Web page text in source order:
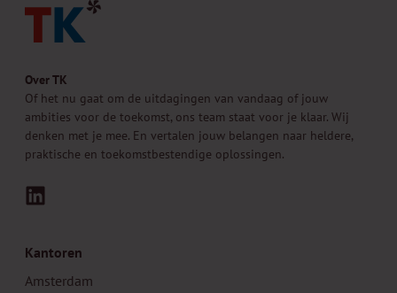
Over TK
Of het nu gaat om de uitdagingen van vandaag of jouw
ambities voor de toekomst, ons team staat voor je klaar. Wij
denken met je mee. En vertalen jouw belangen naar heldere,
praktische en toekomstbestendige oplossingen.
Kantoren
Amsterdam